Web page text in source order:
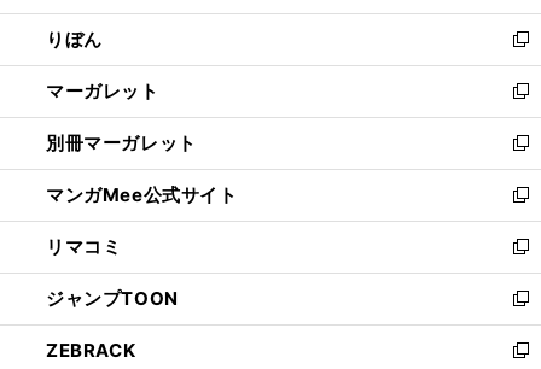
開
く
ウ
で
開
く
ン
ド
ウ
で
開
く
ウ
ィ
ン
ド
ウ
で
開
く
りぼん
新
し
い
ウ
ィ
ン
ド
ウ
で
開
く
マーガレット
新
し
い
ウ
ィ
ン
ド
ウ
で
開
く
別冊マーガレット
新
し
い
ウ
ィ
ン
ド
ウ
で
マンガMee公式サイト
新
し
い
ウ
ィ
ン
ド
リマコミ
新
し
い
ウ
ィ
ジャンプTOON
新
し
い
ZEBRACK 新